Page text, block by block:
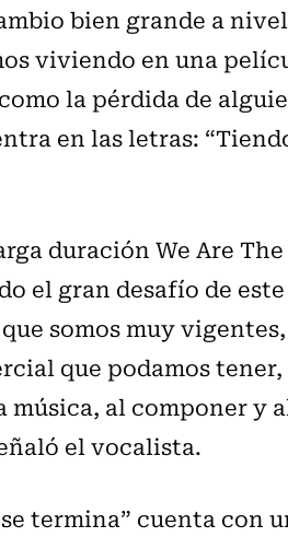
bien grande a
viviendo en una
la pérdida de
en las letras:
duración We Are
el gran desafío de
somos muy
que podamos
música, al componer y
el vocalista.
termina” cuenta con